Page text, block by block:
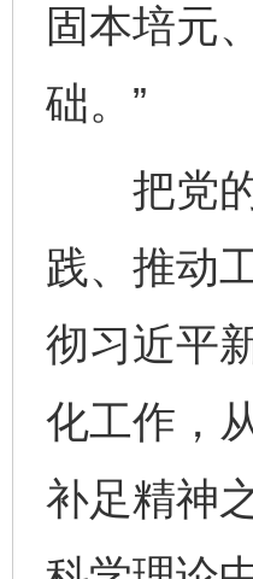
固本培元
础。”
把党的
践、推动
彻习近平
化工作，
补足精神